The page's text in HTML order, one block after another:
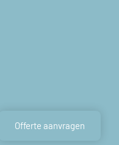
Offerte aanvragen